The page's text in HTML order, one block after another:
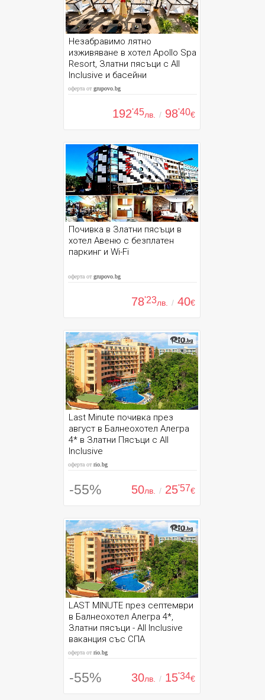
Незабравимо лятно
изживяване в хотел Apollo Spa
Resort, Златни пясъци с All
Inclusive и басейни
оферта отgrupovo.bg
192'45лв. / 98'40€
Почивка в Златни пясъци в
хотел Авеню с безплатен
паркинг и Wi-Fi
оферта отgrupovo.bg
78'23лв. / 40€
Last Minute почивка през
август в Балнеохотел Алегра
4* в Златни Пясъци с All
Inclusive
оферта отrio.bg
-55% 50лв. / 25'57€
LAST MINUTE през септември
в Балнеохотел Алегра 4*,
Златни пясъци - All Inclusive
ваканция със СПА
оферта отrio.bg
-55% 30лв. / 15'34€